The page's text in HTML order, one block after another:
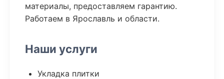
материалы, предоставляем гарантию.
Работаем в Ярославль и области.
Наши услуги
Укладка плитки